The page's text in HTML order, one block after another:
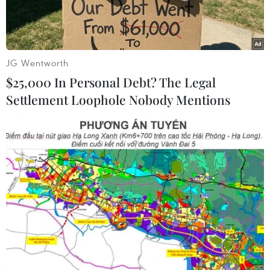
Hà Nội xếp thứ 3 trên cả nước về thu hút vốn đầu tư nước
ngoài. (Ảnh: Xuân Quảng/TTXVN)
Trong 2 tháng còn lại năm 2023 và kế hoạch
năm 2024, Phó Chủ tịch Ủy ban Nhân dân thành
JG Wentworth
$25,000 In Personal Debt? The Legal
Settlement Loophole Nobody Mentions